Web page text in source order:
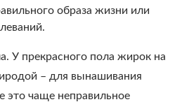
образа жизни или
У прекрасного пола жирок на
– для вынашивания
это чаще неправильное